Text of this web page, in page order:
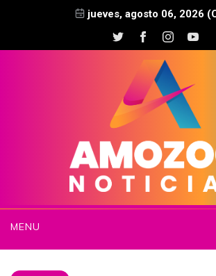
jueves, agosto 06, 2026
MENU